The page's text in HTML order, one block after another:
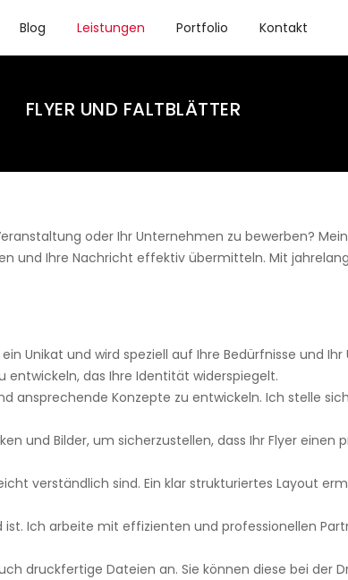
Blog Leistungen Portfolio Kontakt
FLYER UND FALTBLÄTTER
oder Ihr Unternehmen zu bewerben?
und Ihre Nachricht effektiv übermitteln. Mit
Unikat und wird speziell auf Ihre Bedürfnisse und
entwickeln, das Ihre Identität widerspiegelt.
ansprechende Konzepte zu entwickeln. Ich stelle
und Bilder, um sicherzustellen, dass Ihr Flyer einen
verständlich sind. Ein klar strukturiertes Layout
Ich arbeite mit effizienten und professionellen
druckfertige Dateien an. Sie können diese bei der